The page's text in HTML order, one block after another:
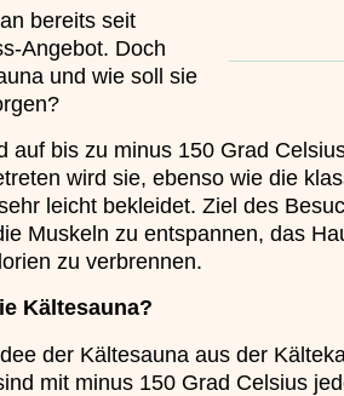
bereits seit
Angebot. Doch
und wie soll sie
auf bis zu minus 150 Grad
wird sie, ebenso wie die
leicht bekleidet. Ziel des
Muskeln zu entspannen, das
zu verbrennen.
Kältesauna?
der Kältesauna aus der
mit minus 150 Grad Celsius
»»»